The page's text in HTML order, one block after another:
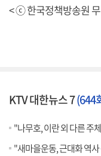
< ⓒ 한국정책방송원
KTV 대한뉴스 7(644
"나무호, 이란 외 다른 주
"새마을운동, 근대화 역